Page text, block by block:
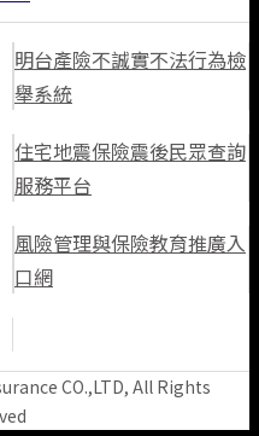
明台產險不誠實不法行為檢
舉系統
住宅地震保險震後民眾查詢
服務平台
風險管理與保險教育推廣入
口網
CO.,LTD, All Rights